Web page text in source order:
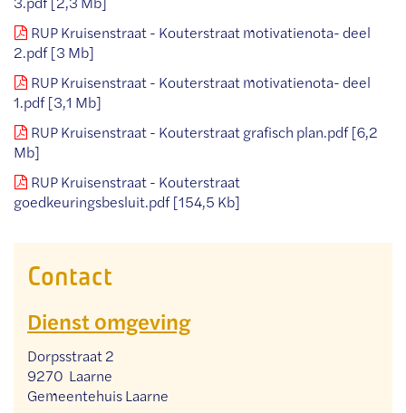
RUP Kruisenstraat - Kouterstraat motivatienota- deel
2.pdf 3 Mb
RUP Kruisenstraat - Kouterstraat motivatienota- deel
1.pdf 3,1 Mb
RUP Kruisenstraat - Kouterstraat grafisch plan.pdf 6,2
Mb
RUP Kruisenstraat - Kouterstraat
goedkeuringsbesluit.pdf 154,5 Kb
Contact
Dienst omgeving
Adres
Dorpsstraat 2
,9270 Laarne
Gemeentehuis Laarne